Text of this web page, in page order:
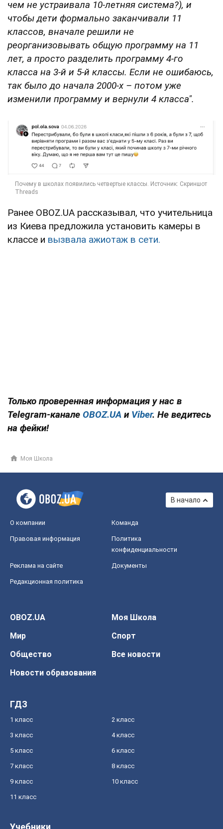
чем не устраивала 10-летняя система?), и
чтобы дети формально заканчивали 11
классов, вначале решили не
реорганизовывать общую программу на 11
лет, а просто разделить программу 4-го
класса на 3-й и 5-й классы. Если не ошибаюсь,
так было до начала 2000-х – потом уже
изменили программу и вернули 4 класса".
Ранее OBOZ.UA рассказывал, что учительница
из Киева предложила установить камеры в
классе и вызвала ажиотаж в сети.
Только проверенная информация у нас в
Telegram-канале OBOZ.UA и Viber. Не ведитесь
на фейки!
Моя Школа
В начало
О компании Команда
Правовая информация
Политика
конфиденциальности
Реклама на сайте Документы
Редакционная политика
OBOZ.UA
Моя Школа
Мир
Спорт
Общество
Все новости
Новости образования
ГДЗ
1 класс 2 класс
3 класс 4 класс
5 класс 6 класс
7 класс 8 класс
9 класс 10 класс
11 класс
Учебники